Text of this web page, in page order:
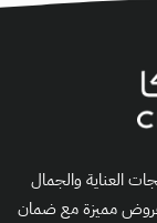
العناية والجمال
وعروض مميزة مع ضمان